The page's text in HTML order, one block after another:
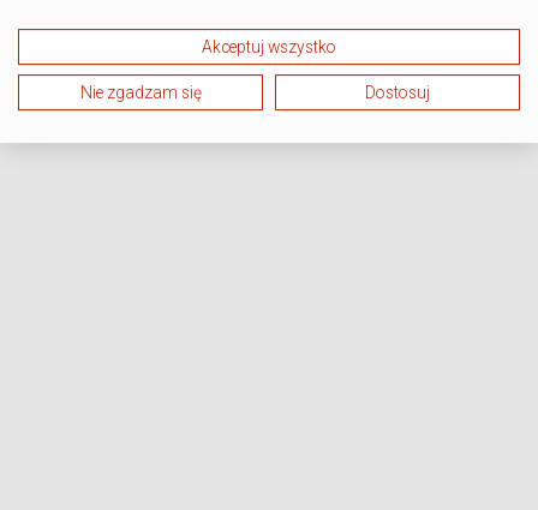
Akceptuj wszystko
Nie zgadzam się Dostosuj